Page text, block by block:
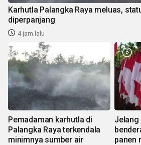
Karhutla Palangka Raya meluas,
diperpanjang
4 jam lalu
Pemadaman karhutla di
Palangka Raya terkendala
minimnya sumber air
Jelang
panen